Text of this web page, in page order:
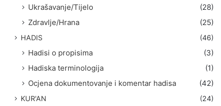
Ukrašavanje/Tijelo
(28)
Zdravlje/Hrana
(25)
HADIS (46)
Hadisi o propisima
(3)
Hadiska terminologija
(1)
Ocjena dokumentovanje i komentar hadisa
(42)
KUR'AN (24)